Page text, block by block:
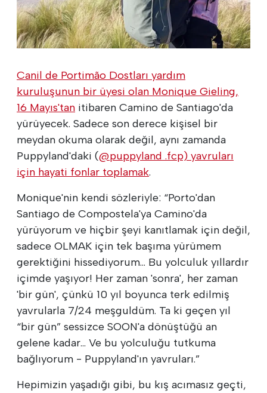
Canil de Portimão Dostları yardım
kuruluşunun bir üyesi olan Monique Gieling,
16 Mayıs'tan itibaren Camino de Santiago'da
yürüyecek. Sadece son derece kişisel bir
meydan okuma olarak değil, aynı zamanda
Puppyland'daki (@puppyland .fcp) yavruları
için hayati fonlar toplamak.
Monique'nin kendi sözleriyle: “Porto'dan
Santiago de Compostela'ya Camino'da
yürüyorum ve hiçbir şeyi kanıtlamak için değil,
sadece OLMAK için tek başıma yürümem
gerektiğini hissediyorum... Bu yolculuk yıllardır
içimde yaşıyor! Her zaman 'sonra', her zaman
'bir gün', çünkü 10 yıl boyunca terk edilmiş
yavrularla 7/24 meşguldüm. Ta ki geçen yıl
“bir gün” sessizce SOON'a dönüştüğü an
gelene kadar... Ve bu yolculuğu tutkuma
bağlıyorum - Puppyland'ın yavruları.”
Hepimizin yaşadığı gibi, bu kış acımasız geçti,